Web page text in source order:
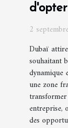
2
Dubaï
souhaitant
dynamique
une zone
entreprise,
des